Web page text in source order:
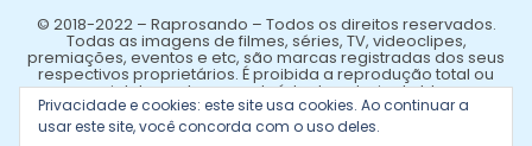
© 2018-2022 – Raprosando – Todos os direitos reservados.
Todas as imagens de filmes, séries, TV, videoclipes,
premiações, eventos e etc, são marcas registradas dos seus
respectivos proprietários. É proibida a reprodução total ou
parcial de qualquer conteúdo de autoria do blog.
Privacidade e cookies: este site usa cookies. Ao continuar a
usar este site, você concorda com o uso deles.